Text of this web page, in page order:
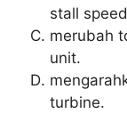
stall
merubah
unit.
turbine.